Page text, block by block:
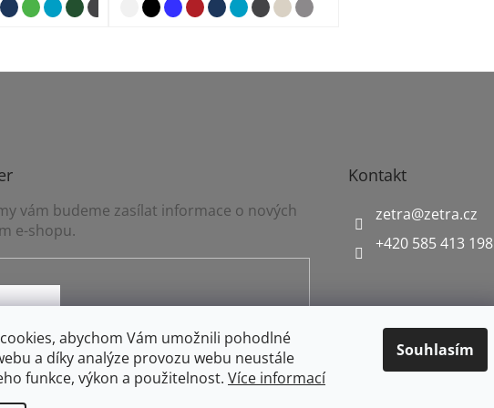
abychom Vám umožnili pohodlné
a díky analýze provozu webu neustále
funkce, výkon a použitelnost. Více informací
Souhlasím
v
p
vám budeme zasílat informace o nových
e-shopu.
ochrany osobních údajů
Kontakt
zetra@zetra.cz
+420 585 413 198